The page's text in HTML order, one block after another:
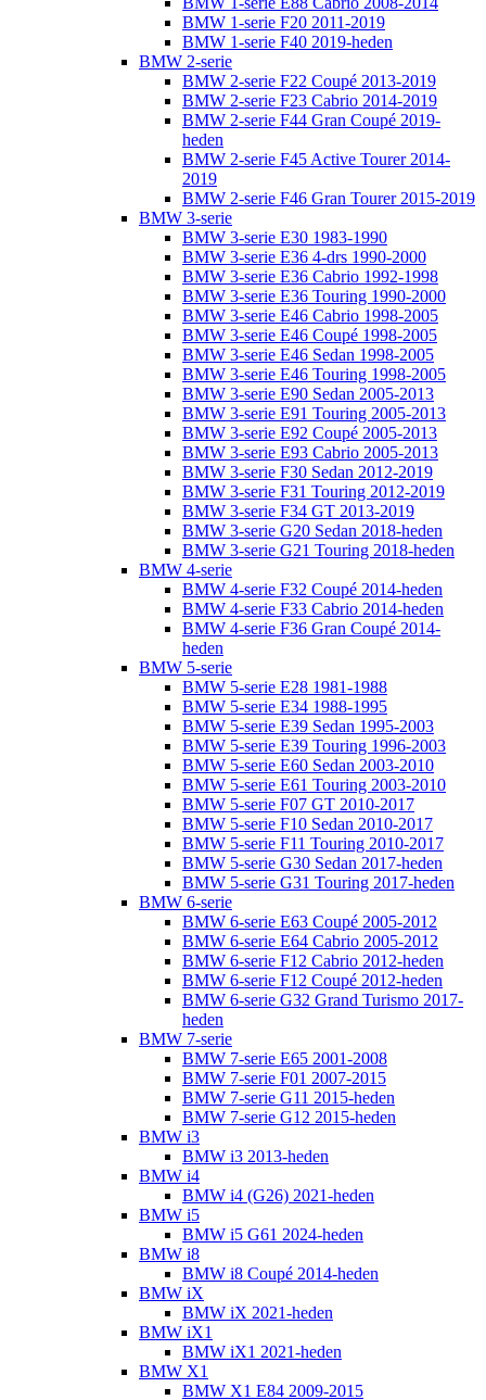
BMW 1-serie F20 2011-2019
BMW 1-serie F40 2019-heden
BMW 2-serie
BMW 2-serie F22 Coupé 2013-2019
BMW 2-serie F23 Cabrio 2014-2019
BMW 2-serie F44 Gran Coupé 2019-
heden
BMW 2-serie F45 Active Tourer 2014-
2019
BMW 2-serie F46 Gran Tourer 2015-2019
BMW 3-serie
BMW 3-serie E30 1983-1990
BMW 3-serie E36 4-drs 1990-2000
BMW 3-serie E36 Cabrio 1992-1998
BMW 3-serie E36 Touring 1990-2000
BMW 3-serie E46 Cabrio 1998-2005
BMW 3-serie E46 Coupé 1998-2005
BMW 3-serie E46 Sedan 1998-2005
BMW 3-serie E46 Touring 1998-2005
BMW 3-serie E90 Sedan 2005-2013
BMW 3-serie E91 Touring 2005-2013
BMW 3-serie E92 Coupé 2005-2013
BMW 3-serie E93 Cabrio 2005-2013
BMW 3-serie F30 Sedan 2012-2019
BMW 3-serie F31 Touring 2012-2019
BMW 3-serie F34 GT 2013-2019
BMW 3-serie G20 Sedan 2018-heden
BMW 3-serie G21 Touring 2018-heden
BMW 4-serie
BMW 4-serie F32 Coupé 2014-heden
BMW 4-serie F33 Cabrio 2014-heden
BMW 4-serie F36 Gran Coupé 2014-
heden
BMW 5-serie
BMW 5-serie E28 1981-1988
BMW 5-serie E34 1988-1995
BMW 5-serie E39 Sedan 1995-2003
BMW 5-serie E39 Touring 1996-2003
BMW 5-serie E60 Sedan 2003-2010
BMW 5-serie E61 Touring 2003-2010
BMW 5-serie F07 GT 2010-2017
BMW 5-serie F10 Sedan 2010-2017
BMW 5-serie F11 Touring 2010-2017
BMW 5-serie G30 Sedan 2017-heden
BMW 5-serie G31 Touring 2017-heden
BMW 6-serie
BMW 6-serie E63 Coupé 2005-2012
BMW 6-serie E64 Cabrio 2005-2012
BMW 6-serie F12 Cabrio 2012-heden
BMW 6-serie F12 Coupé 2012-heden
BMW 6-serie G32 Grand Turismo 2017-
heden
BMW 7-serie
BMW 7-serie E65 2001-2008
BMW 7-serie F01 2007-2015
BMW 7-serie G11 2015-heden
BMW 7-serie G12 2015-heden
BMW i3
BMW i3 2013-heden
BMW i4
BMW i4 (G26) 2021-heden
BMW i5
BMW i5 G61 2024-heden
BMW i8
BMW i8 Coupé 2014-heden
BMW iX
BMW iX 2021-heden
BMW iX1
BMW iX1 2021-heden
BMW X1
BMW X1 E84 2009-2015